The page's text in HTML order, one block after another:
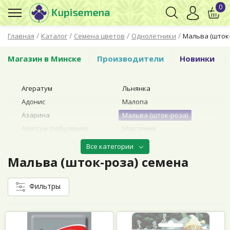
Главная / Каталог / Семена цветов / Однолетники / Мальва
0
Магазин в Минске Производители Новинки
Агератум
Адонис
Азарина
Алиссум (лобулярия)
Астра
Бакопа
Бальзамин
Льнянка
Малопа
Мальва (шток-роза)
Мартиния
Маттиола
Мезембриантемум
(доротеантус)
Мирабилис
Все категории
Мальва (шток-роза) семена
Фильтры